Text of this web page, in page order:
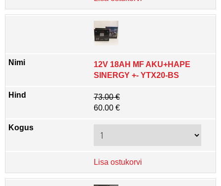
12V 18AH MF AKU+HAPE
SINERGY +- YTX20-BS
73.00 €
60.00 €
Lisa ostukorvi